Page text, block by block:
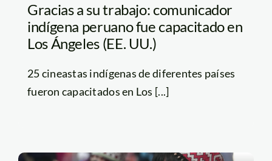
Gracias a su trabajo: comunicador
indígena peruano fue capacitado en
Los Ángeles (EE. UU.)
25 cineastas indígenas de diferentes países
fueron capacitados en Los [...]